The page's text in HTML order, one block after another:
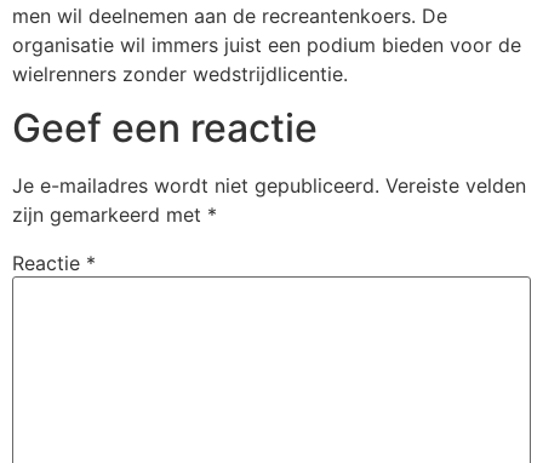
men wil deelnemen aan de recreantenkoers. De
organisatie wil immers juist een podium bieden voor de
wielrenners zonder wedstrijdlicentie.
Geef een reactie
Je e-mailadres wordt niet gepubliceerd. Vereiste velden
zijn gemarkeerd met *
Reactie *